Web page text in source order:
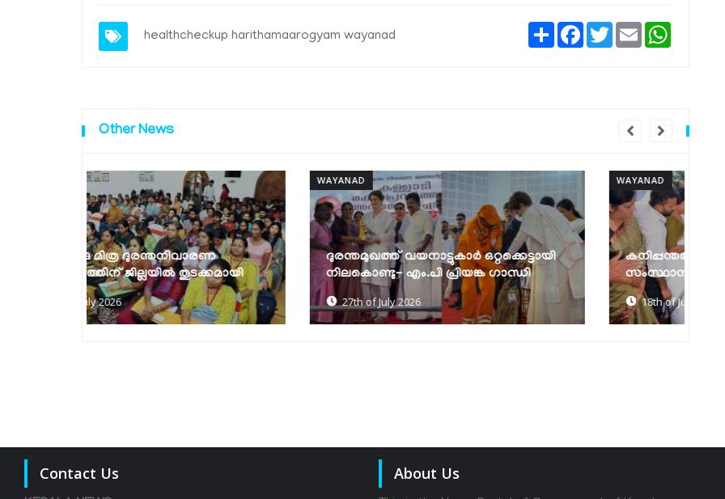
healthcheckup harithamaarogyam wayanad
ShareFacebook
TwitterEmail
Other News
WAYANAD
ദുരന്തമുഖത്ത് വയനാട്ടുകാര്‍ ഒറ്റക്കെട്ടായി
നിലകൊണ്ടു- എം.പി പ്രിയങ്ക ഗാന്ധി
27th of July 2026
WAYANAD
കനിപ്പന്തൽ പദ്ധതിക്ക്
സംസ്ഥാനതലത്തിൽ തുടക്കമായി
18th of July 2026
Contact Us About Us